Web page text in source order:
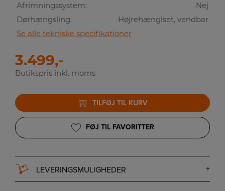
Afrimningssystem:
Nej
Dørhængsling:
Højrehænglset, vendbar
Se alle tekniske specifikationer
3.499,-
Butikspris inkl. moms
TILFØJ TIL KURV
FØJ TIL FAVORITTER
LEVERINGSMULIGHEDER